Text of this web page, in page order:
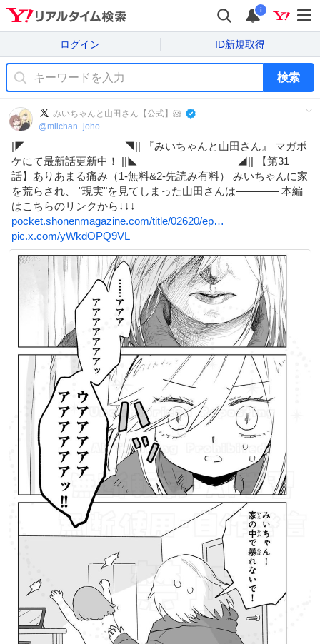
i
ログイン ID新規取得
検索
みいちゃんと山田さん【公式】🐹
@miichan_joho
|◤ ◥|| 『みいちゃんと山田さん』 マガポ
ケにて最新話更新中！ ||◣ ◢|| 【第31
話】ありあまる痛み（1-無料&2-先読み有料） みいちゃんに家
を荒らされ、 "現実"を見てしまった山田さんは―――― 本編
はこちらのリンクから↓↓↓
pocket.shonenmagazine.com/title/02620/ep…
pic.x.com/yWkdOPQ9VL